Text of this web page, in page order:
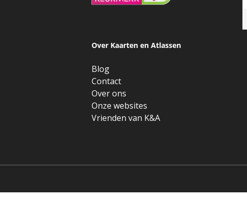
Over Kaarten en Atlassen
Blog
Contact
Over ons
Onze websites
Vrienden van K&A